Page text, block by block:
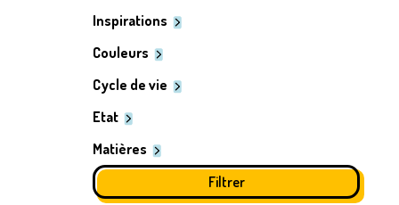
Inspirations
Couleurs
Cycle de vie
Etat
Matières